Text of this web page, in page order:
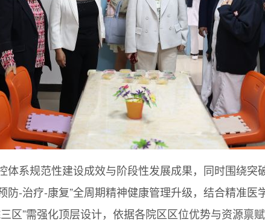
体系规范性建设成效与阶段性发展成果，同时围绕突
防-治疗-康复”全周期精神健康管理升级，结合精准
区”需强化顶层设计，依据各院区区位优势与资源禀